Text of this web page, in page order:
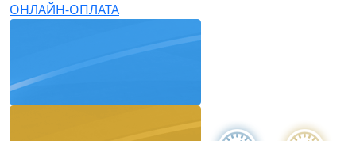
ОНЛАЙН-ОПЛАТА